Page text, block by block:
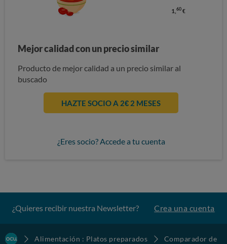
1,60 €
Mejor calidad con un precio similar
Producto de mejor calidad a un precio similar al
buscado
HAZTE SOCIO A 2€ 2 MESES
¿Eres socio? Accede a tu cuenta
¿Quieres recibir nuestra Newsletter? Crea una cuenta
Alimentación : Platos preparados
Comparador de